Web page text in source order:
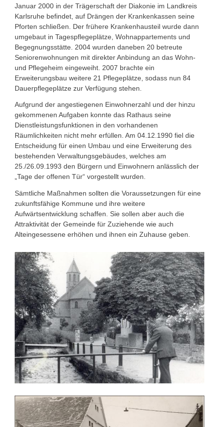
Januar 2000 in der Trägerschaft der Diakonie im Landkreis
Karlsruhe befindet, auf Drängen der Krankenkassen seine
Pforten schließen. Der frühere Krankenhausteil wurde dann
umgebaut in Tagespflegeplätze, Wohnappartements und
Begegnungsstätte. 2004 wurden daneben 20 betreute
Seniorenwohnungen mit direkter Anbindung an das Wohn-
und Pflegeheim eingeweiht. 2007 brachte ein
Erweiterungsbau weitere 21 Pflegeplätze, sodass nun 84
Dauerpflegeplätze zur Verfügung stehen.
Aufgrund der angestiegenen Einwohnerzahl und der hinzu
gekommenen Aufgaben konnte das Rathaus seine
Dienstleistungsfunktionen in den vorhandenen
Räumlichkeiten nicht mehr erfüllen. Am 04.12.1990 fiel die
Entscheidung für einen Umbau und eine Erweiterung des
bestehenden Verwaltungs­gebäudes, welches am
25./26.09.1993 den Bürgern und Einwohnern anlässlich der
„Tage der offenen Tür“ vorgestellt wurden.
Sämtliche Maßnahmen sollten die Voraussetzungen für eine
zukunftsfähige Kommune und ihre weitere
Aufwärtsentwicklung schaffen. Sie sollen aber auch die
Attraktivität der Gemeinde für Zuziehende wie auch
Alteingesessene erhöhen und ihnen ein Zuhause geben.